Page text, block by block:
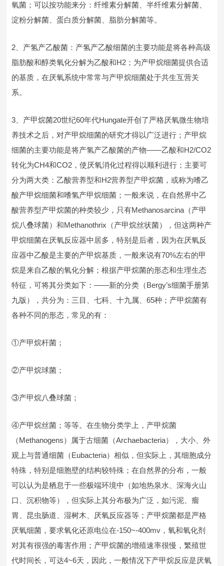
氧菌；可以按功能来分：纤维素分解菌、半纤维素分解菌、
淀粉分解菌、蛋白质分解菌、脂肪分解菌等。
2、产氢产乙酸菌：产氢产乙酸细菌的主要功能是将各种高级
脂肪酸和醇类氧化分解为乙酸和H2；为产甲烷细菌提供合适
的基质，在厌氧系统中常常与产甲烷细菌处于共生互营关
系。
3、产甲烷菌20世纪60年代Hungate开创了严格厌氧微生物培
养技术之后，对产甲烷细菌的研究才得以广泛进行；产甲烷
细菌的主要功能是将产氢产乙酸菌的产物——乙酸和H2/CO2
转化为CH4和CO2，使厌氧消化过程得以顺利进行；主要可
分为两大类：乙酸营养型和H2营养型产甲烷菌，或称为嗜乙
酸产甲烷细菌和嗜氢产甲烷细菌；一般来说，在自然界中乙
酸营养型产甲烷菌的种类较少，只有Methanosarcina（产甲
烷八叠球菌）和Methanothrix（产甲烷丝状菌），但这两种产
甲烷细菌在厌氧反应器中居多，特别是后者，因为在厌氧反
应器中乙酸是主要的产甲烷基质，一般来说有70%左右的甲
烷是来自乙酸的氧化分解；根据产甲烷菌的形态和生理生态
特征，可将其分类如下：——新的分类（Bergy’s细菌手册第
九版），共分为：三目、七科、十九属、65种；产甲烷菌有
各种不同的形态，常见的有：
①产甲烷杆菌；
②产甲烷球菌；
③产甲烷八叠球菌；
④产甲烷丝菌；等等。在生物分类学上，产甲烷菌
（Methanogens）属于古细菌（Archaebacteria），大小、外
观上与普通细菌（Eubacteria）相似，但实际上，其细胞成分
特殊，特别是细胞壁的结构较特殊；在自然界的分布，一般
可以认为是栖息于一些极端环境中（如地热泉水、深海火山
口、沉积物等），但实际上其分布极为广泛，如污泥、瘤
胃、昆虫肠道、湿树木、厌氧反应器等；产甲烷菌都是严格
厌氧细菌，要求氧化还原电位在-150~-400mv，氧和氧化剂
对其有很强的毒害作用；产甲烷菌的增殖速率很慢，繁殖世
代时间长，可达4~6天，因此，一般情况下产甲烷反应是厌氧